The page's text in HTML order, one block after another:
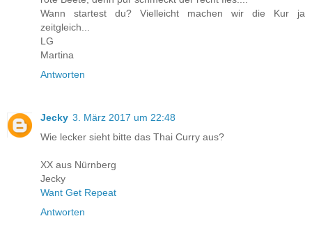
Wann startest du? Vielleicht machen wir die Kur ja
zeitgleich...
LG
Martina
Antworten
Jecky 3. März 2017 um 22:48
Wie lecker sieht bitte das Thai Curry aus?
XX aus Nürnberg
Jecky
Want Get Repeat
Antworten